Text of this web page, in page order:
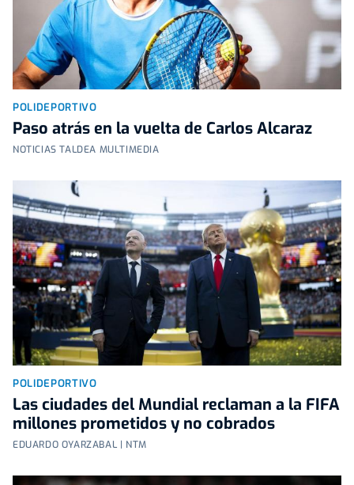
POLIDEPORTIVO
Paso atrás en la vuelta de Carlos Alcaraz
NOTICIAS TALDEA MULTIMEDIA
POLIDEPORTIVO
Las ciudades del Mundial reclaman a la FIFA
millones prometidos y no cobrados
EDUARDO OYARZABAL | NTM